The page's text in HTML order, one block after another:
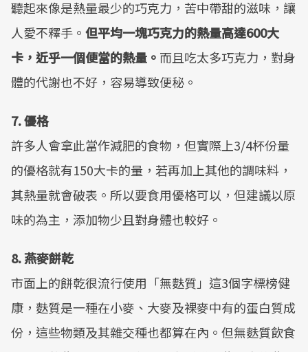
聽起來像是熱量最少的巧克力，苦中帶甜的滋味，讓
人愛不釋手。 但平均一塊巧克力的熱量高達600大
卡，近乎一個便當的熱量。 而且吃太多巧克力，對身
體的代謝也不好，容易導致便秘。
7. 優格
許多人會拿此當作減肥的食物，但實際上3/4杯份量
的優格就有150大卡的量，若再加上其他的調味料，
其熱量就會破表。所以要食用優格可以，但建議以原
味的為主，添加物少且對身體也較好。
8. 燕麥餅乾
市面上的餅乾很流行使用「無麩質」這3個字標榜健
康，麩質是一種在小麥、大麥及裸麥中有的蛋白質成
份，這些物類及其雜交種也都算在內。但無麩質飲食